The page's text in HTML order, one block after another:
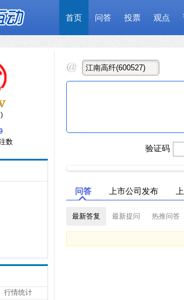
首页 问答 投票 观点
数
行情统计
验证码
问答 上市公司发布
最新答复 最新提问 热推问答